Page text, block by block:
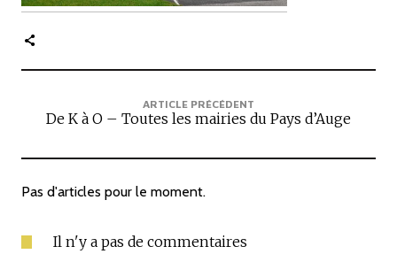
e
ARTICLE PRÉCÉDENT
De K à O – Toutes les mairies du Pays d’Auge
Pas d'articles pour le moment.
Il n'y a pas de commentaires